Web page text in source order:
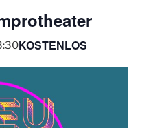
KOSTENLOS